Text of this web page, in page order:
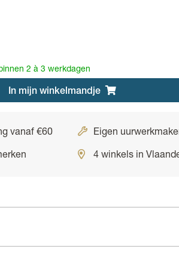
2 à 3 werkdagen
In mijnwinkelmandje
vanaf €60 Eigen
4 winkels in